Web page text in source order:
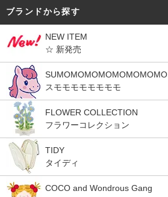
ブランドから探す
NEW ITEM
☆ 新発売
SUMOMOMOMOMOMOMOMO
スモモモモモモモモ
FLOWER COLLECTION
フラワーコレクション
TIDY
タイディ
COCO and Wondrous Gang